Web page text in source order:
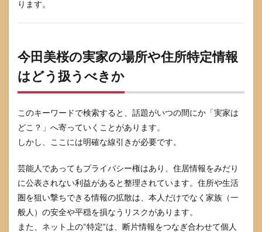
ります。
今田美桜の実家の場所や住所特定情報
はどう扱うべきか
このキーワードで検索すると、話題がいつの間にか「実家は
どこ？」へ寄っていくことがあります。
しかし、ここには明確な線引きが必要です。
芸能人であってもプライバシー権はあり、住居情報をみだり
に公表されない利益があると整理されています。住所や生活
圏を狙い撃ちできる情報の拡散は、本人だけでなく家族（一
般人）の安全や平穏を損なうリスクがあります。
また、ネット上の“特定”は、断片情報をつなぎ合わせて個人